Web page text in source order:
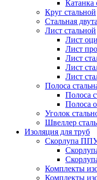
Катанка
Круг стальной
Стальная
Лист стальной
Лист
Лист
Лист
Лист
Лист
Полоса
Полоса
Полоса
Уголок
Швеллер
Изоляция для труб
Скорлупа
Комплекты
Комплекты